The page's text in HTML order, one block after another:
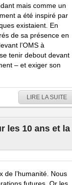
mais comme un
a été inspiré par
existaient. En
de sa présence en
l’OMS à
tenir debout devant
– et exiger son
LIRE LA SUITE
les 10 ans et la
de l’humanité. Nous